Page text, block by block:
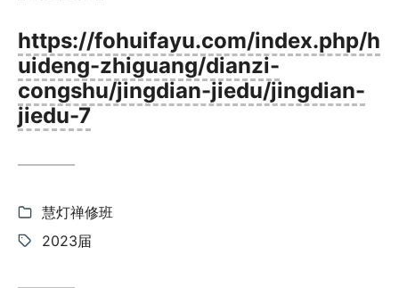
https://fohuifayu.com/index.php/h
uideng-zhiguang/dianzi-
congshu/jingdian-jiedu/jingdian-
jiedu-7
Categories:
慧灯禅修班
Tags:
2023届